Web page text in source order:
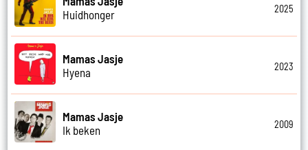
Huidhonger
2025
Mamas Jasje
Hyena
2023
Mamas Jasje
Ik beken
2009